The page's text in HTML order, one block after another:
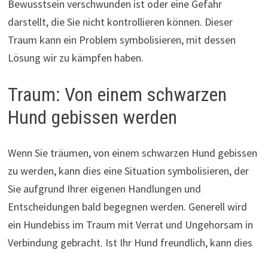
Bewusstsein verschwunden ist oder eine Gefahr
darstellt, die Sie nicht kontrollieren können. Dieser
Traum kann ein Problem symbolisieren, mit dessen
Lösung wir zu kämpfen haben.
Traum: Von einem schwarzen
Hund gebissen werden
Wenn Sie träumen, von einem schwarzen Hund gebissen
zu werden, kann dies eine Situation symbolisieren, der
Sie aufgrund Ihrer eigenen Handlungen und
Entscheidungen bald begegnen werden. Generell wird
ein Hundebiss im Traum mit Verrat und Ungehorsam in
Verbindung gebracht. Ist Ihr Hund freundlich, kann dies